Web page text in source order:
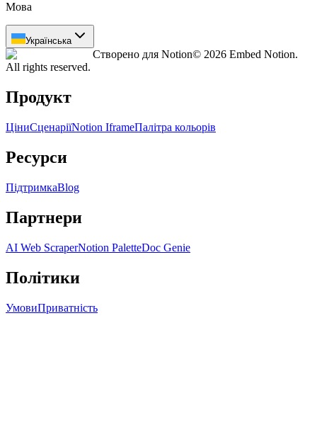
Мова
Українська
Створено для Notion© 2026 Embed Notion.
All rights reserved.
Продукт
ЦіниСценаріїNotion IframeПалітра кольорів
Ресурси
ПідтримкаBlog
Партнери
AI Web ScraperNotion PaletteDoc Genie
Політики
УмовиПриватність